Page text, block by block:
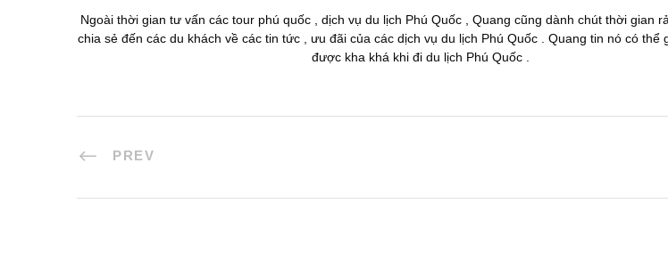
Ngoài thời gian tư vấn các tour phú quốc , dịch vụ du lịch Phú Quốc , Quang cũng dành chút thời gian
chia sẻ đến các du khách về các tin tức , ưu đãi của các dịch vụ du lịch Phú Quốc . Quang tin nó có thể
được kha khá khi đi du lịch Phú Quốc .
PREV